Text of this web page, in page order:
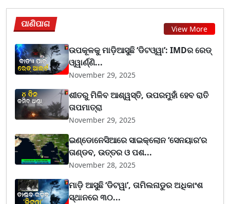
ପାଣିପାଗ View More
ଉପକୂଳକୁ ମାଡ଼ିଆସୁଛି ‘ଡିଟଓ୍ୱା’: IMDର ରେଡ୍
ଓ୍ୱାର୍ଣ୍ଣି...
November 29, 2025
ଶୀତରୁ ମିଳିବ ଆଶ୍ୱସ୍ତି, ଉପରମୁହାଁ ହେବ ରାତି
ତାପମାତ୍ରା
November 29, 2025
ଇଣ୍ଡୋନେସିଆରେ ସାଇକ୍ଲୋନ ‘ସେନୟାର’ର
ତାଣ୍ଡବ, ଉତ୍ତର ଓ ପଶ...
November 28, 2025
ମାଡ଼ି ଆସୁଛି ‘ଡିଟୱା’, ତାମିଲନାଡୁର ଅଧିକାଂଶ
ସ୍ଥାନରେ ୩୦...